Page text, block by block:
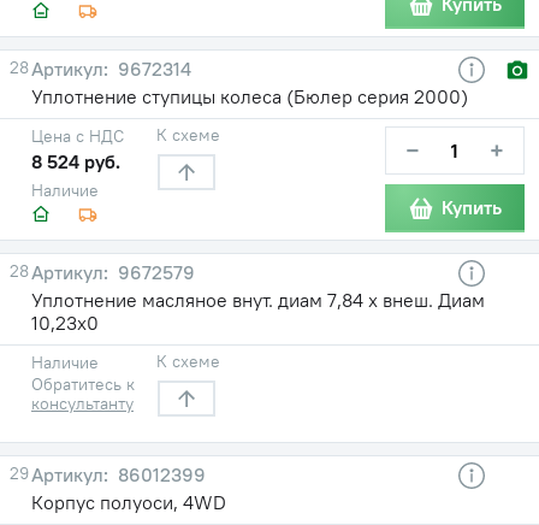
28
9672314
Уплотнение ступицы колеса (Бюлер серия 2000)
Наличие
Цена с НДС
8 524 руб.
К схеме − +
Купить
28
9672579
Уплотнение масляное внут. диам 7,84 х внеш. Диам
10,23х0
Наличие
Обратитесь к
консультанту
К схеме
29
86012399
Корпус полуоси, 4WD